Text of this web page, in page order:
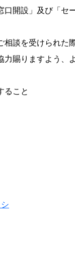
開設」及び「セ
談を受けられた
賜りますよう、
ること